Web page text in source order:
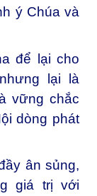
ý Chúa và
để lại cho
lại là
vững chắc
dòng phát
ân sủng,
giá trị với